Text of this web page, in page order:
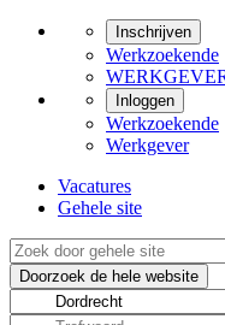
Inschrijven
Werkzoekende
Inloggen
Werkzoekende
Werkgever
Vacatures
Gehele site